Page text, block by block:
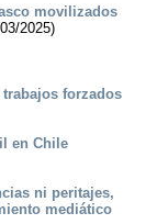
movilizados
2025)
trabajos forzados
en Chile
ni peritajes,
mediático